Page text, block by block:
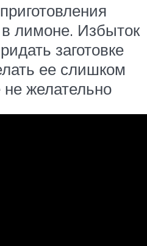
лимоне. Избыток
заготовке
ее слишком
не желательно